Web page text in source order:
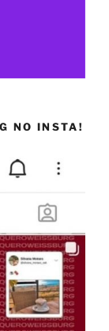
NO INSTA!